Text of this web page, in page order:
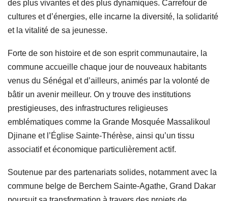
des plus vivantes et des plus dynamiques. Carrefour de
cultures et d’énergies, elle incarne la diversité, la solidarité
et la vitalité de sa jeunesse.
Forte de son histoire et de son esprit communautaire, la
commune accueille chaque jour de nouveaux habitants
venus du Sénégal et d’ailleurs, animés par la volonté de
bâtir un avenir meilleur. On y trouve des institutions
prestigieuses, des infrastructures religieuses
emblématiques comme la Grande Mosquée Massalikoul
Djinane et l’Église Sainte-Thérèse, ainsi qu’un tissu
associatif et économique particulièrement actif.
Soutenue par des partenariats solides, notamment avec la
commune belge de Berchem Sainte-Agathe, Grand Dakar